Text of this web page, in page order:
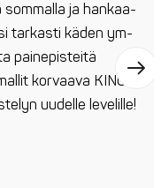
sommalla ja hankaa­
tarkasti käden ym­
paine­pisteitä
kor­vaa­va KING
uudelle levelille!